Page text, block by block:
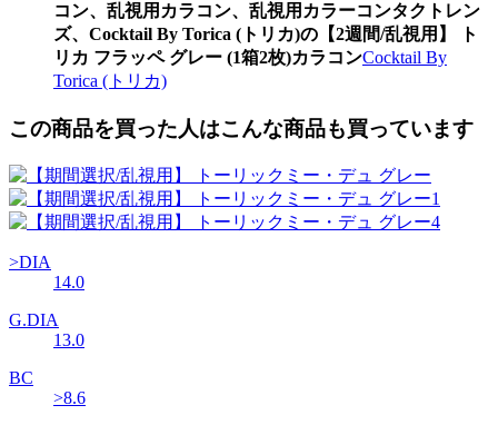
コン、乱視用カラコン、乱視用カラーコンタクトレン
ズ、Cocktail By Torica (トリカ)の【2週間/乱視用】 ト
リカ フラッペ グレー (1箱2枚)カラコンCocktail By
Torica (トリカ)
この商品を買った人はこんな商品も買っています
>DIA
14.0
G.DIA
13.0
BC
>8.6